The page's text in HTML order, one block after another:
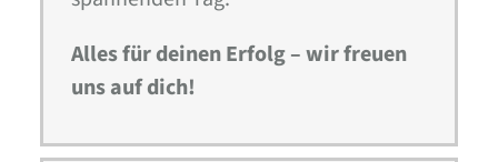
Alles für deinen Erfolg – wir freuen
uns auf dich!